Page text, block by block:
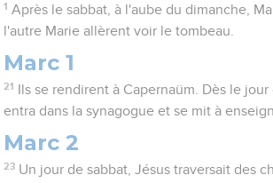
1 Après le sabbat, à l'aube du dimanche,
l'autre Marie allèrent voir le tombeau.
Marc 1
21
Ils se rendirent à Capernaüm. Dès le
entra dans la synagogue et se mit à
Marc 2
23 Un jour de sabbat, Jésus traversait des